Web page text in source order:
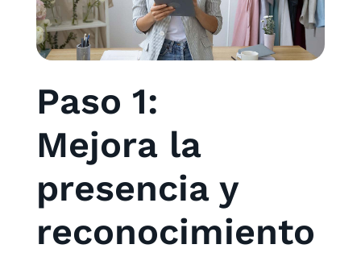
Paso 1:
Mejora la
presencia y
reconocimiento